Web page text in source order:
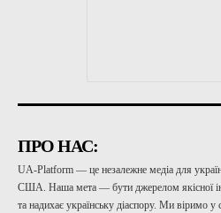
ПРО НАС:
UA-Platform — це незалежне медіа для
США. Наша мета — бути джерелом якісної
та надихає українську діаспору. Ми віримо у